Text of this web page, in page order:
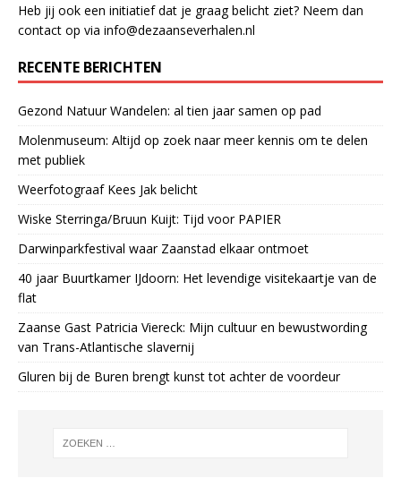
Heb jij ook een initiatief dat je graag belicht ziet? Neem dan
contact op via info@dezaanseverhalen.nl
RECENTE BERICHTEN
Gezond Natuur Wandelen: al tien jaar samen op pad
Molenmuseum: Altijd op zoek naar meer kennis om te delen
met publiek
Weerfotograaf Kees Jak belicht
Wiske Sterringa/Bruun Kuijt: Tijd voor PAPIER
Darwinparkfestival waar Zaanstad elkaar ontmoet
40 jaar Buurtkamer IJdoorn: Het levendige visitekaartje van de
flat
Zaanse Gast Patricia Viereck: Mijn cultuur en bewustwording
van Trans-Atlantische slavernij
Gluren bij de Buren brengt kunst tot achter de voordeur